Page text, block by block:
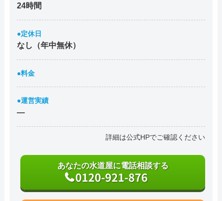
24時間
●定休日
なし（年中無休）
●料金
●運営実績
―
詳細は公式HPでご確認ください
あなたの水道屋に電話相談する
0120-921-876